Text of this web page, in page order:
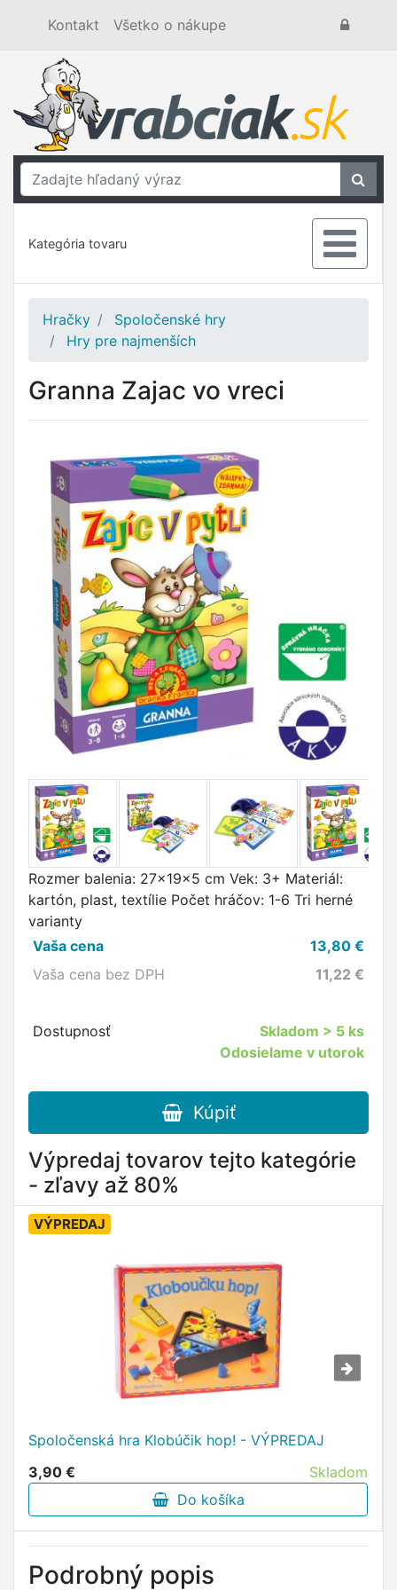
Kontakt Všetko o nákupe
Kategória tovaru
Hračky
Spoločenské hry
Hry pre najmenších
Granna Zajac vo vreci
Rozmer balenia: 27x19x5 cm Vek: 3+ Materiál:
kartón, plast, textílie Počet hráčov: 1-6 Tri herné
varianty
Vaša cena
13,80 €
Vaša cena bez DPH
11,22 €
Dostupnosť Skladom > 5 ks
Odosielame v utorok
Kúpiť
Výpredaj tovarov tejto kategórie
- zľavy až 80%
VÝPREDAJ
Spoločenská hra Klobúčik hop! - VÝPREDAJ
3,90 €
Skladom
Do košíka
Podrobný popis